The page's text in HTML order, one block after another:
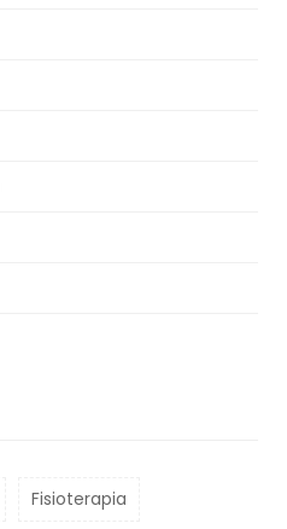
Fisioterapia